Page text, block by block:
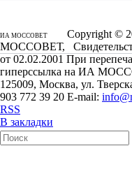
ИА МОССОВЕТ
Copyright ©
МОССОВЕТ,
от 02.02.2001 При
гиперссылка на ИА
125009, Москва, ул.
903 772 39 20 E-mail:
RSS
В закладки